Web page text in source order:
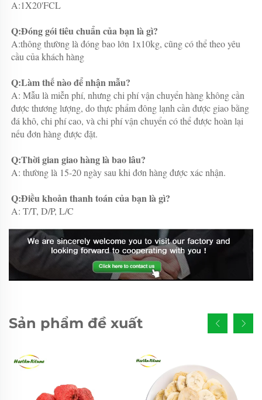
A:1X20'FCL
Q:Đóng gói tiêu chuẩn của bạn là gì?
A:thông thường là đóng bao lớn 1x10kg, cũng có thể theo yêu
cầu của khách hàng
Q:Làm thế nào để nhận mẫu?
A: Mẫu là miễn phí, nhưng chi phí vận chuyển hàng không cần
được thương lượng, do thực phẩm đông lạnh cần được giao bằng
đá khô, chi phí cao, và chi phí vận chuyển có thể được hoàn lại
nếu đơn hàng được đặt.
Q:Thời gian giao hàng là bao lâu?
A: thường là 15-20 ngày sau khi đơn hàng được xác nhận.
Q:Điều khoản thanh toán của bạn là gì?
A: T/T, D/P, L/C
Sản phẩm đề xuất